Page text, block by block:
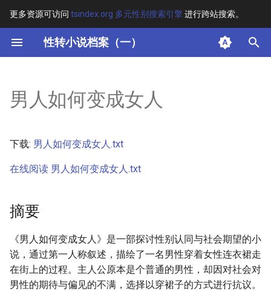
更多资源可访问 tsindex.org 多元性别搜索引擎进行跨站搜索。
性转小说档案（一）
键
开
搜
索
其他信息 [Processed Page
男人如何变成女人
下载: 男人如何变成女人.txt
在线阅读 男人如何变成女人.txt
摘要
《男人如何变成女人》是一部探讨性别认同与社会期望的小
说，通过第一人称叙述，描绘了一名男性穿着女性连衣裙走
在街上的过程。主人公原本是个普通的男性，却因对社会对
男性的期待与偏见的不满，选择以穿裙子的方式进行抗议。